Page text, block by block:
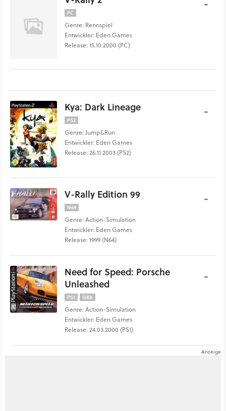
PC
Genre: Rennspiel
Entwickler: Eden Games
Release: 15.10.2000 (PC)
Kya: Dark Lineage
PS2
Genre: Jump&Run
Entwickler: Eden Games
Release: 26.11.2003 (PS2)
-
V-Rally Edition 99
N64
Genre: Action-Simulation
Entwickler: Eden Games
Release: 1999 (N64)
-
Need for Speed: Porsche
Unleashed
PS1 GBA
Genre: Action-Simulation
Entwickler: Eden Games
Release: 24.03.2000 (PS1)
-